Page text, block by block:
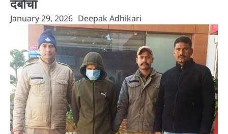
दबोचा
January 29, 2026 Deepak Adhikari